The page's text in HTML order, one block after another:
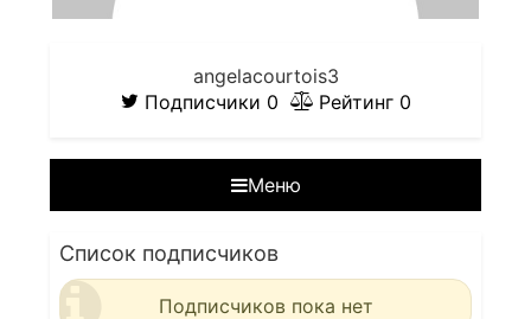
angelacourtois3
Подписчики 0 Рейтинг 0
Меню
Список подписчиков
Подписчиков пока нет